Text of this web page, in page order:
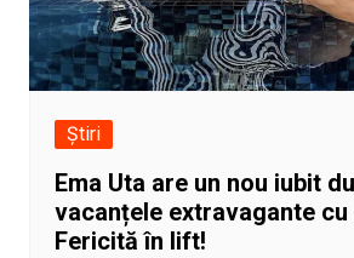
Știri
Ema Uta are un nou iubit
vacanțele extravagante cu
Fericită în lift!